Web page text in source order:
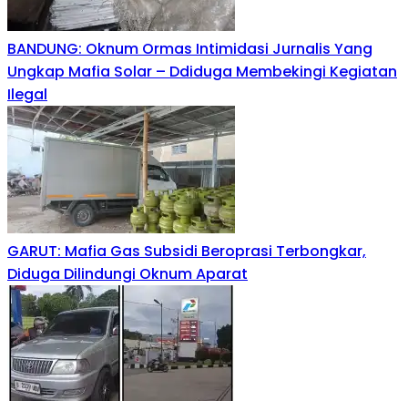
BANDUNG: Oknum Ormas Intimidasi Jurnalis Yang
Ungkap Mafia Solar – Ddiduga Membekingi Kegiatan
Ilegal
GARUT: Mafia Gas Subsidi Beroprasi Terbongkar,
Diduga Dilindungi Oknum Aparat